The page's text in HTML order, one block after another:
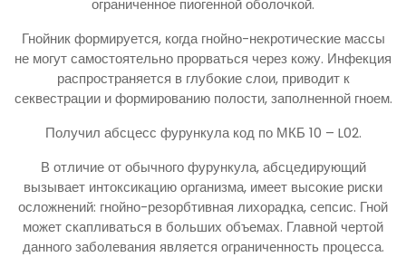
Гнойник формируется, когда гнойно-некротические массы
не могут самостоятельно прорваться через кожу. Инфекция
распространяется в глубокие слои, приводит к
секвестрации и формированию полости, заполненной гноем.
Получил абсцесс фурункула код по МКБ 10 – L02.
В отличие от обычного фурункула, абсцедирующий
вызывает интоксикацию организма, имеет высокие риски
осложнений: гнойно-резорбтивная лихорадка, сепсис. Гной
может скапливаться в больших объемах. Главной чертой
данного заболевания является ограниченность процесса.